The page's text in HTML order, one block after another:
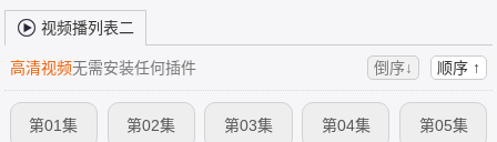
视频播列表二
高清视频无需安装任何插件 倒序↓ 顺序 ↑
第01集 第02集 第03集 第04集 第05集